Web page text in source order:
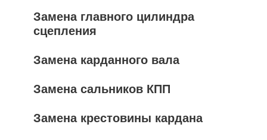
Замена главного цилиндра
сцепления
Замена карданного вала
Замена сальников КПП
Замена крестовины кардана